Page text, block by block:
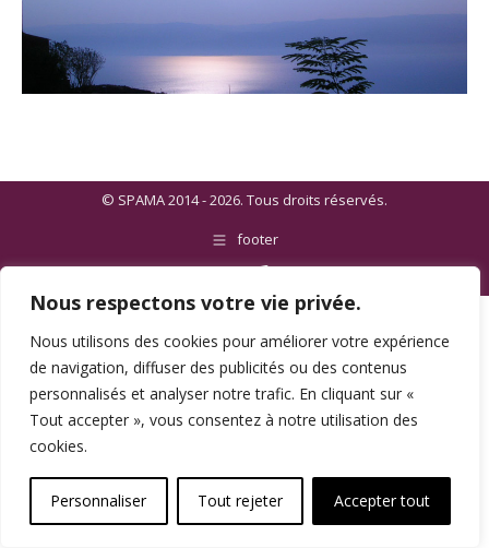
Nous respectons votre vie privée.
Nous utilisons des cookies pour améliorer votre expérience
de navigation, diffuser des publicités ou des contenus
personnalisés et analyser notre trafic. En cliquant sur «
Tout accepter », vous consentez à notre utilisation des
cookies.
Personnaliser Tout rejeter Accepter tout
© SPAMA 2014 - 2026. Tous droits réservés.
footer